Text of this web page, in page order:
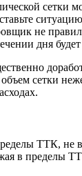
сетки
не
дня
сетки
ТТК, не
в пределы